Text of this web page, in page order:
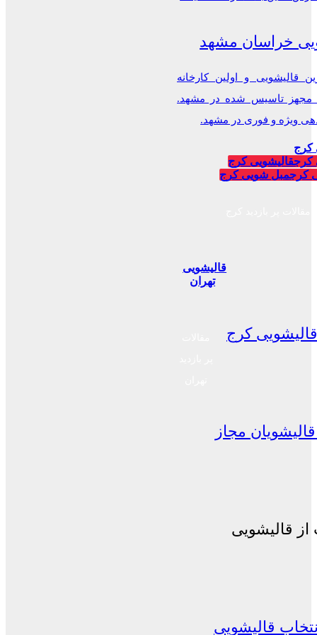
خراسان مشهد
قالیشویی و اولین کارخانه
مجهز تاسیس شده در مشهد.
ویژه و فوری در مشهد.
کرج
کرجقالیشویی کرج
کرجمبل شویی کرج
کرج
مجاز
قالیشویی
قالیشویی
قالیشویی
تهران